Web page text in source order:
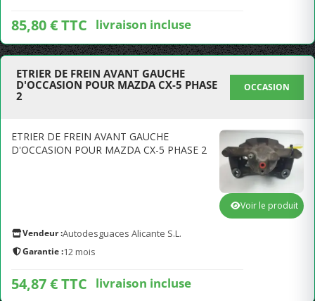
85,80 € TTC livraison incluse
ETRIER DE FREIN AVANT GAUCHE
D'OCCASION POUR MAZDA CX-5 PHASE
2
OCCASION
ETRIER DE FREIN AVANT GAUCHE
D'OCCASION POUR MAZDA CX-5 PHASE 2
Vendeur :Autodesguaces Alicante S.L.
Garantie :12 mois
54,87 € TTC livraison incluse
Voir le produit